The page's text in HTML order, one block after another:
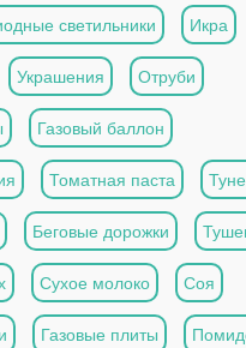
светильники Икра
Украшения Отруби
Газовый баллон
Томатная паста
Беговые дорожки
Сухое молоко Соя
Газовые плиты